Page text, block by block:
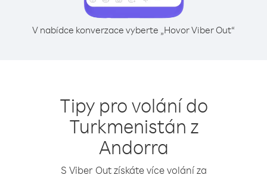
V nabídce konverzace vyberte „Hovor Viber Out“
Tipy pro volání do
Turkmenistán z
Andorra
S Viber Out získáte více volání za